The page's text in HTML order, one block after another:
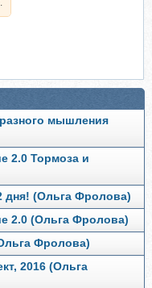
мышления
2.0 Тормоза и
дня! (Ольга Фролова)
2.0 (Ольга Фролова)
Фролова)
2016 (Ольга